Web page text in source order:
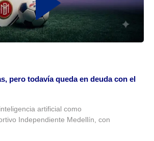
pero todavía queda en deuda con el
artificial como
Independiente Medellín, con